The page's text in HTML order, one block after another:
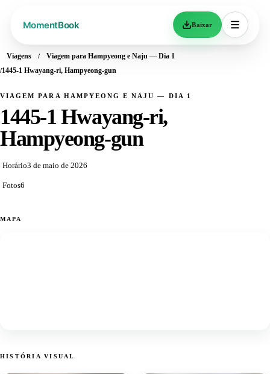
Baixar
Viagens
Viagem para Hampyeong e Naju — Dia 1
1445-1 Hwayang-ri, Hampyeong-gun
VIAGEM PARA HAMPYEONG E NAJU — DIA 1
1445-1 Hwayang-ri,
Hampyeong-gun
Horário3 de maio de 2026
Fotos6
MAPA
HISTÓRIA VISUAL